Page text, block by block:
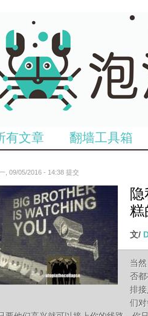
有文章 翻墙工具箱
, 09/05/2016 - 14:38 提交
糕
文/
当
否
排
们